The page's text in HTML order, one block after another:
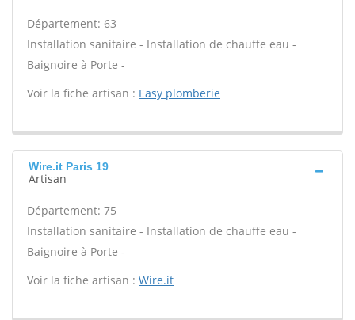
Département: 63
Installation sanitaire - Installation de chauffe eau -
Baignoire à Porte -
Voir la fiche artisan : Easy plomberie
Wire.it Paris 19
Artisan
Département: 75
Installation sanitaire - Installation de chauffe eau -
Baignoire à Porte -
Voir la fiche artisan : Wire.it